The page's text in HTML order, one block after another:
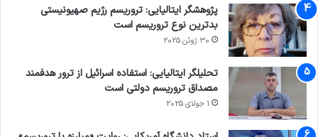
پژوهشگر ایتالیایی: تروریسم رژیم صهیونیستی
بدترین نوع تروریسم است
30 ژوئن 2025
تحلیلگر ایتالیایی: استفاده اسرائیل از ترور هدفمند
مصداق تروریسم دولتی است
1 جولای 2025